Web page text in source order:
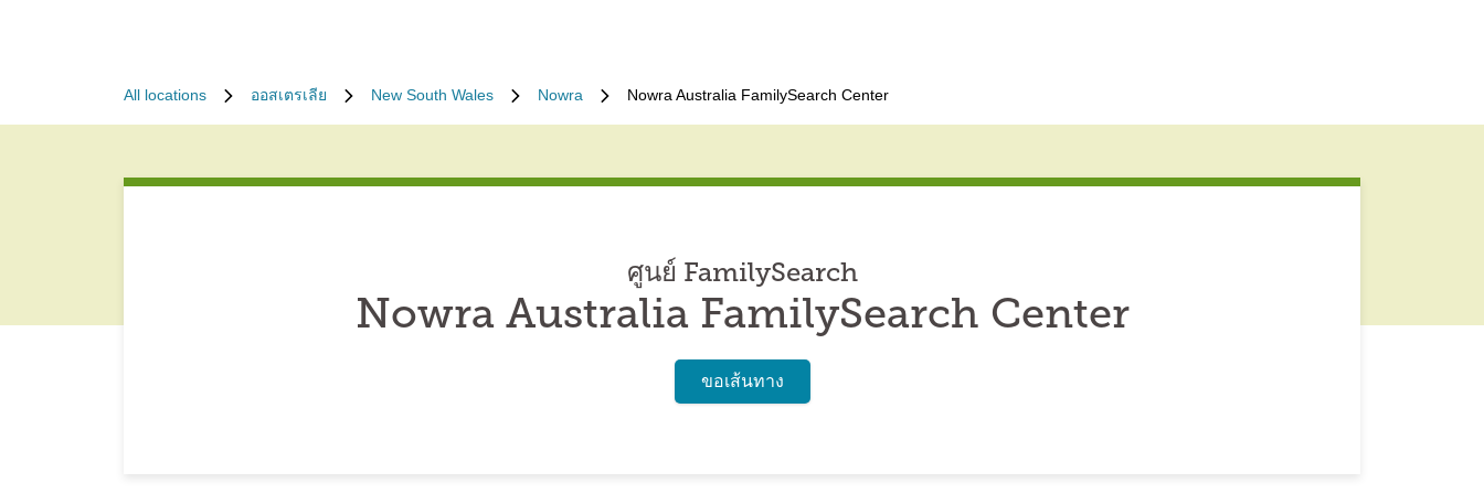
All locations ออสเตรเลีย New South Wales Nowra Nowra Australia FamilySearch Center
ศูนย์ FamilySearch
Nowra Australia FamilySearch Center
ขอเส้นทาง